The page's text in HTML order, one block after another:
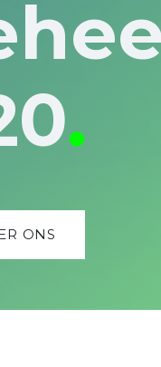
.
ONS